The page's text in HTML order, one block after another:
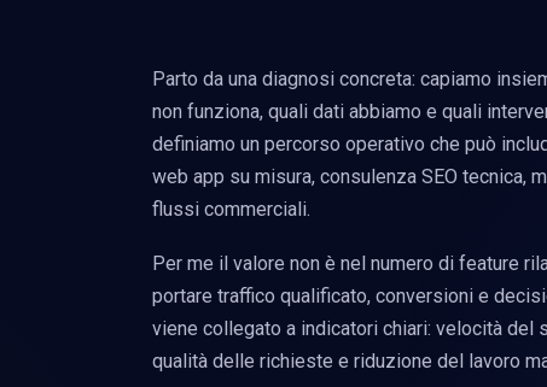
Parto da una diagnosi concreta: capiamo
non funziona, quali dati abbiamo e quali
definiamo un percorso operativo che può
web app su misura, consulenza SEO tecnica,
flussi commerciali.
Per me il valore non è nel numero di feature
portare traffico qualificato, conversioni e
viene collegato a indicatori chiari: velocità del
qualità delle richieste e riduzione del lavoro